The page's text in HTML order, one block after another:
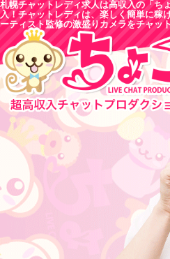
札幌チャットレディ求人は高収入の「ち
入！チャットレディは、楽しく簡単に稼
ーティスト監修の激盛りカメラをチャッ